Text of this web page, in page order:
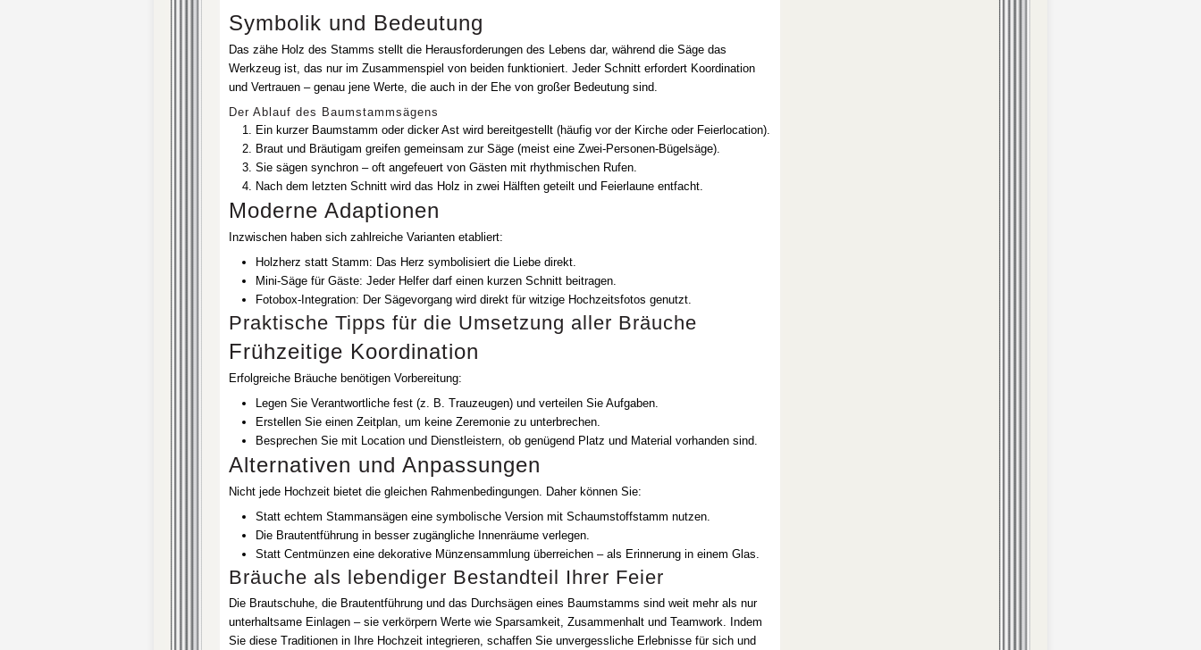
Symbolik und Bedeutung
Das zähe Holz des Stamms stellt die Herausforderungen des Lebens dar, während die Säge das
Werkzeug ist, das nur im Zusammenspiel von beiden funktioniert. Jeder Schnitt erfordert Koordination
und Vertrauen – genau jene Werte, die auch in der Ehe von großer Bedeutung sind.
Der Ablauf des Baumstammsägens
Ein kurzer Baumstamm oder dicker Ast wird bereitgestellt (häufig vor der Kirche oder Feierlocation).
Braut und Bräutigam greifen gemeinsam zur Säge (meist eine Zwei-Personen-Bügelsäge).
Sie sägen synchron – oft angefeuert von Gästen mit rhythmischen Rufen.
Nach dem letzten Schnitt wird das Holz in zwei Hälften geteilt und Feierlaune entfacht.
Moderne Adaptionen
Inzwischen haben sich zahlreiche Varianten etabliert:
Holzherz statt Stamm: Das Herz symbolisiert die Liebe direkt.
Mini-Säge für Gäste: Jeder Helfer darf einen kurzen Schnitt beitragen.
Fotobox-Integration: Der Sägevorgang wird direkt für witzige Hochzeitsfotos genutzt.
Praktische Tipps für die Umsetzung aller Bräuche
Frühzeitige Koordination
Erfolgreiche Bräuche benötigen Vorbereitung:
Legen Sie Verantwortliche fest (z. B. Trauzeugen) und verteilen Sie Aufgaben.
Erstellen Sie einen Zeitplan, um keine Zeremonie zu unterbrechen.
Besprechen Sie mit Location und Dienstleistern, ob genügend Platz und Material vorhanden sind.
Alternativen und Anpassungen
Nicht jede Hochzeit bietet die gleichen Rahmenbedingungen. Daher können Sie:
Statt echtem Stammansägen eine symbolische Version mit Schaumstoffstamm nutzen.
Die Brautentführung in besser zugängliche Innenräume verlegen.
Statt Centmünzen eine dekorative Münzensammlung überreichen – als Erinnerung in einem Glas.
Bräuche als lebendiger Bestandteil Ihrer Feier
Die Brautschuhe, die Brautentführung und das Durchsägen eines Baumstamms sind weit mehr als nur
unterhaltsame Einlagen – sie verkörpern Werte wie Sparsamkeit, Zusammenhalt und Teamwork. Indem
Sie diese Traditionen in Ihre Hochzeit integrieren, schaffen Sie unvergessliche Erlebnisse für sich und